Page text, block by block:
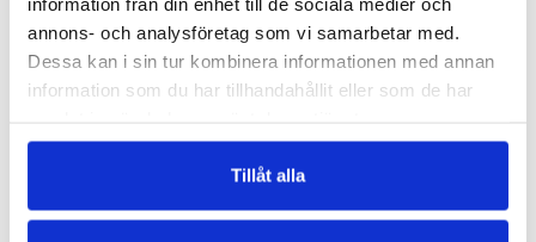
annons- och analysföretag som vi samarbetar med.
Dessa kan i sin tur kombinera informationen med annan
information som du har tillhandahållit eller som de har
Tillåt alla
i. Jag bokar biljetter till främmande städer
och bor på hostel i många månader i rad. Jag
har alltid historier att berätta för mina
kommer vara värt att skriva en självbiografi